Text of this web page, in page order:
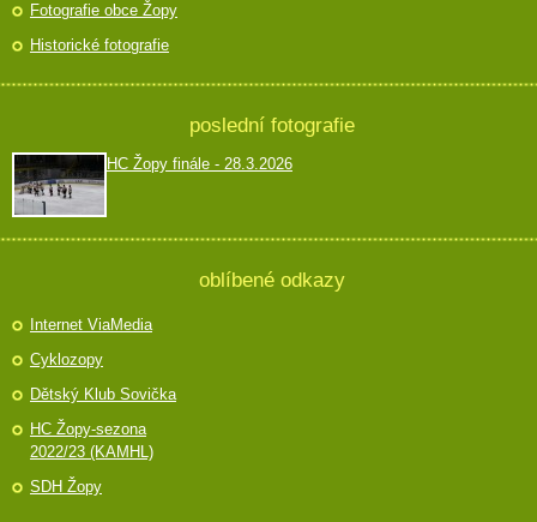
Fotografie obce Žopy
Historické fotografie
poslední fotografie
HC Žopy finále - 28.3.2026
oblíbené odkazy
Internet ViaMedia
Cyklozopy
Dětský Klub Sovička
HC Žopy-sezona
2022/23 (KAMHL)
SDH Žopy